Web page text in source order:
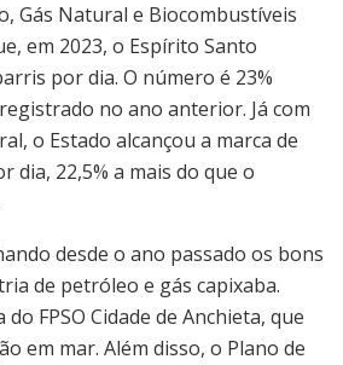
Gás Natural e Biocombustíveis
em 2023, o Espírito Santo
por dia. O número é 23%
no ano anterior. Já com
o Estado alcançou a marca de
dia, 22,5% a mais do que o
desde o ano passado os bons
de petróleo e gás capixaba.
FPSO Cidade de Anchieta, que
em mar. Além disso, o Plano de